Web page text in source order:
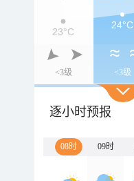
<3级 <3级
23°C
24°C
逐小时预报
08时 09时